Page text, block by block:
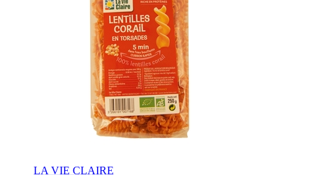
LA VIE CLAIRE